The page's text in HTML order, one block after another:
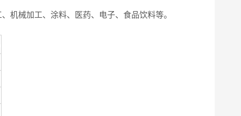
机械加工、涂料、医药、电子、食品饮料等。